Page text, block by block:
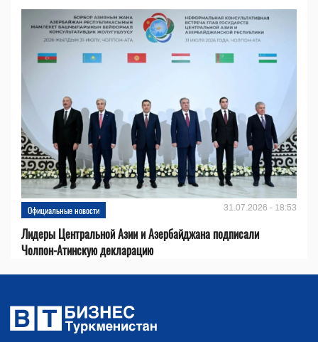
Официальные новости 31.07.2026 - 18:53
Лидеры Центральной Азии и Азербайджана подписали
Чолпон-Атинскую декларацию